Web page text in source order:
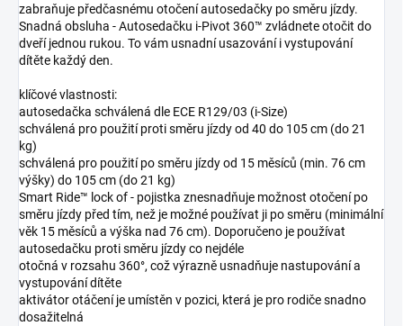
zabraňuje předčasnému otočení autosedačky po směru jízdy.
Snadná obsluha - Autosedačku i-Pivot 360™ zvládnete otočit do
dveří jednou rukou. To vám usnadní usazování i vystupování
dítěte každý den.
klíčové vlastnosti:
autosedačka schválená dle ECE R129/03 (i-Size)
schválená pro použití proti směru jízdy od 40 do 105 cm (do 21
kg)
schválená pro použití po směru jízdy od 15 měsíců (min. 76 cm
výšky) do 105 cm (do 21 kg)
Smart Ride™ lock of - pojistka znesnadňuje možnost otočení po
směru jízdy před tím, než je možné používat ji po směru (minimální
věk 15 měsíců a výška nad 76 cm). Doporučeno je používat
autosedačku proti směru jízdy co nejdéle
otočná v rozsahu 360°, což výrazně usnadňuje nastupování a
vystupování dítěte
aktivátor otáčení je umístěn v pozici, která je pro rodiče snadno
dosažitelná